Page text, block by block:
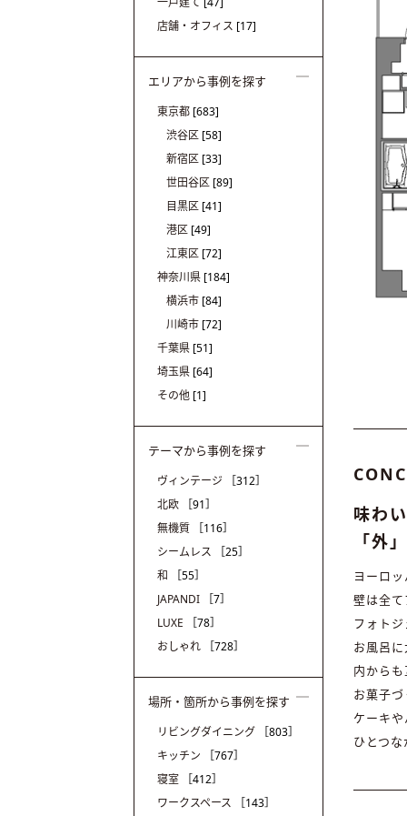
味わ
「外
ヨーロ
壁は全
フォト
お風呂
内から
お菓子
ケーキ
ひとつ
店舗・オフィス [17]
エリアから事例を探す
東京都 [683]
渋谷区 [58]
新宿区 [33]
世田谷区 [89]
目黒区 [41]
港区 [49]
江東区 [72]
神奈川県 [184]
横浜市 [84]
川崎市 [72]
千葉県 [51]
埼玉県 [64]
その他 [1]
テーマから事例を探す
ヴィンテージ
［312］
北欧
［91］
無機質
［116］
シームレス
［25］
和
［55］
JAPANDI
［7］
LUXE
［78］
おしゃれ
［728］
場所・箇所から事例を探す
リビングダイニング
［803］
キッチン
［767］
寝室
［412］
ワークスペース
［143］